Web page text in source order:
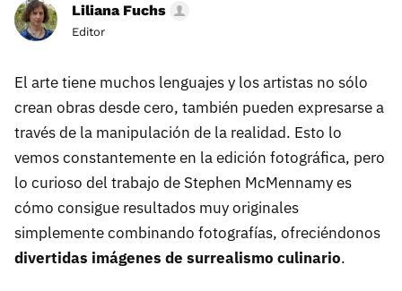
Liliana Fuchs
Editor
El arte tiene muchos lenguajes y los artistas no sólo
crean obras desde cero, también pueden expresarse a
través de la manipulación de la realidad. Esto lo
vemos constantemente en la edición fotográfica, pero
lo curioso del trabajo de Stephen McMennamy es
cómo consigue resultados muy originales
simplemente combinando fotografías, ofreciéndonos
divertidas imágenes de surrealismo culinario.